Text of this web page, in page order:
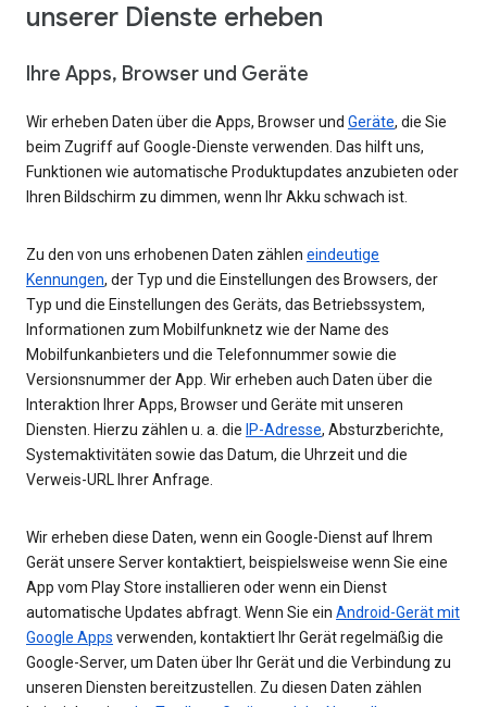
unserer Dienste erheben
Ihre Apps, Browser und Geräte
Wir erheben Daten über die Apps, Browser und Geräte, die Sie
beim Zugriff auf Google-Dienste verwenden. Das hilft uns,
Funktionen wie automatische Produktupdates anzubieten oder
Ihren Bildschirm zu dimmen, wenn Ihr Akku schwach ist.
Zu den von uns erhobenen Daten zählen eindeutige
Kennungen, der Typ und die Einstellungen des Browsers, der
Typ und die Einstellungen des Geräts, das Betriebssystem,
Informationen zum Mobilfunknetz wie der Name des
Mobilfunkanbieters und die Telefonnummer sowie die
Versionsnummer der App. Wir erheben auch Daten über die
Interaktion Ihrer Apps, Browser und Geräte mit unseren
Diensten. Hierzu zählen u. a. die IP-Adresse, Absturzberichte,
Systemaktivitäten sowie das Datum, die Uhrzeit und die
Verweis-URL Ihrer Anfrage.
Wir erheben diese Daten, wenn ein Google-Dienst auf Ihrem
Gerät unsere Server kontaktiert, beispielsweise wenn Sie eine
App vom Play Store installieren oder wenn ein Dienst
automatische Updates abfragt. Wenn Sie ein Android-Gerät mit
Google Apps verwenden, kontaktiert Ihr Gerät regelmäßig die
Google-Server, um Daten über Ihr Gerät und die Verbindung zu
unseren Diensten bereitzustellen. Zu diesen Daten zählen